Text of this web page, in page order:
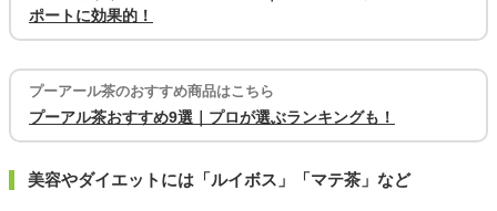
ポートに効果的！
プーアール茶のおすすめ商品はこちら
プーアル茶おすすめ9選｜プロが選ぶランキングも！
美容やダイエットには「ルイボス」「マテ茶」など